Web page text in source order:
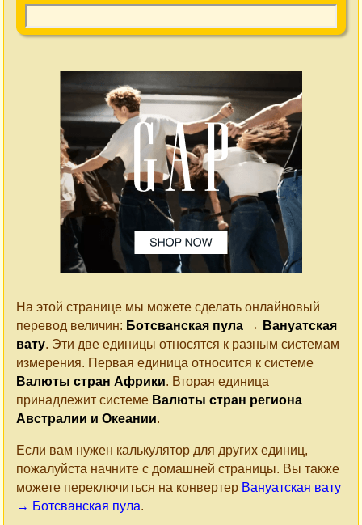
На этой странице мы можете сделать онлайновый
перевод величин: Ботсванская пула → Вануатская
вату. Эти две единицы относятся к разным системам
измерения. Первая единица относится к системе
Валюты стран Африки. Вторая единица
принадлежит системе Валюты стран региона
Австралии и Океании.
Если вам нужен калькулятор для других единиц,
пожалуйста начните с домашней страницы. Вы также
можете переключиться на конвертер Вануатская вату
→ Ботсванская пула.